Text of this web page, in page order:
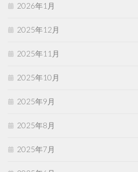
2026年1月
2025年12月
2025年11月
2025年10月
2025年9月
2025年8月
2025年7月